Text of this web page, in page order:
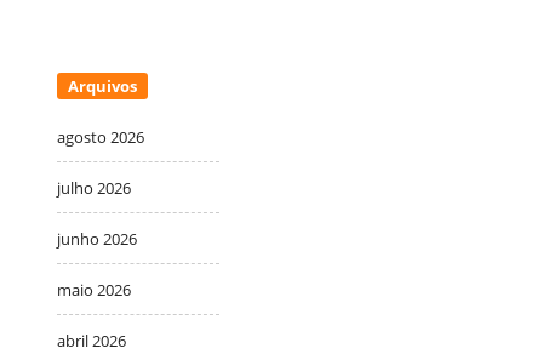
Arquivos
agosto 2026
julho 2026
junho 2026
maio 2026
abril 2026